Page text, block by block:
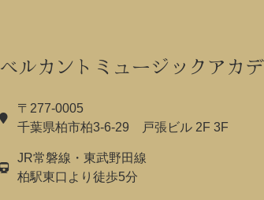
ベルカントミュージックアカ
〒277-0005
千葉県柏市柏3-6-29 戸張ビル 2F 3F
JR常磐線・東武野田線
柏駅東口より徒歩5分